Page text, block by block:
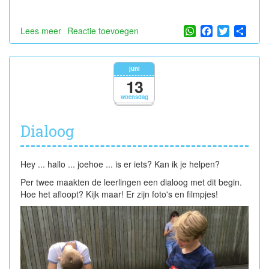
Lees meer over
Talentendag
Reactie toevoegen WhatsApp
Facebook
Twitter
woensdag
juni
13
Dialoog
Hey ... hallo ... joehoe ... is er iets? Kan ik je helpen?
Per twee maakten de leerlingen een dialoog met dit begin.
Hoe het afloopt? Kijk maar! Er zijn foto's en filmpjes!